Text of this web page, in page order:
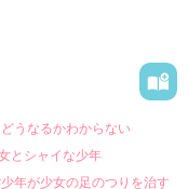
うなるかわからない
とシャイな少年
年が少女の足のつりを治す